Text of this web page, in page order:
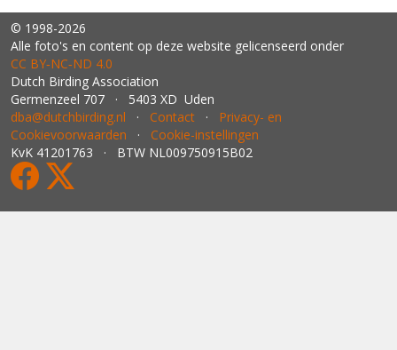
© 1998-2026
Alle foto's en content op deze website gelicenseerd onder
CC BY‑NC‑ND 4.0
Dutch Birding Association
Germenzeel 707 · 5403 XD Uden
dba@dutchbirding.nl · Contact · Privacy- en
Cookievoorwaarden · Cookie-instellingen
KvK 41201763 · BTW NL009750915B02